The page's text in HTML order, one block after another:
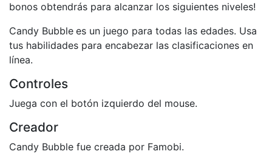
bonos obtendrás para alcanzar los siguientes niveles!
Candy Bubble es un juego para todas las edades. Usa
tus habilidades para encabezar las clasificaciones en
línea.
Controles
Juega con el botón izquierdo del mouse.
Creador
Candy Bubble fue creada por Famobi.